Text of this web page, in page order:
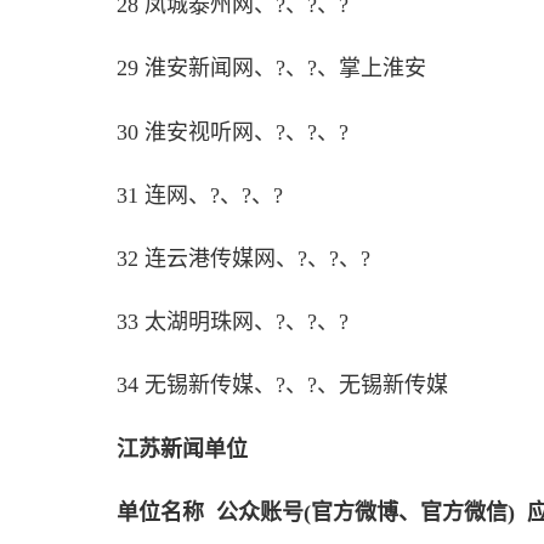
28 凤城泰州网、?、?、?
29 淮安新闻网、?、?、掌上淮安
30 淮安视听网、?、?、?
31 连网、?、?、?
32 连云港传媒网、?、?、?
33 太湖明珠网、?、?、?
34 无锡新传媒、?、?、无锡新传媒
江苏新闻单位
单位名称 公众账号(官方微博、官方微信)